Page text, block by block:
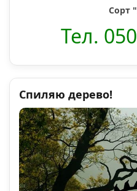
Сорт
Тел.
Спиляю дерево!